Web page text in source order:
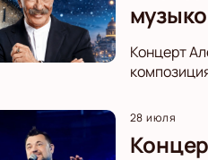
Концерт
28 июля